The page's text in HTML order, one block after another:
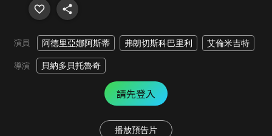
演員 阿德里亞娜阿斯蒂 弗朗切斯科巴里利 艾倫米吉特
導演 貝納多貝托魯奇
請先登入
播放預告片